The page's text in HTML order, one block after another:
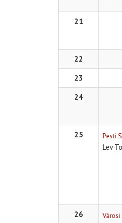
21
22
23
24
25 Pesti
Lev
26